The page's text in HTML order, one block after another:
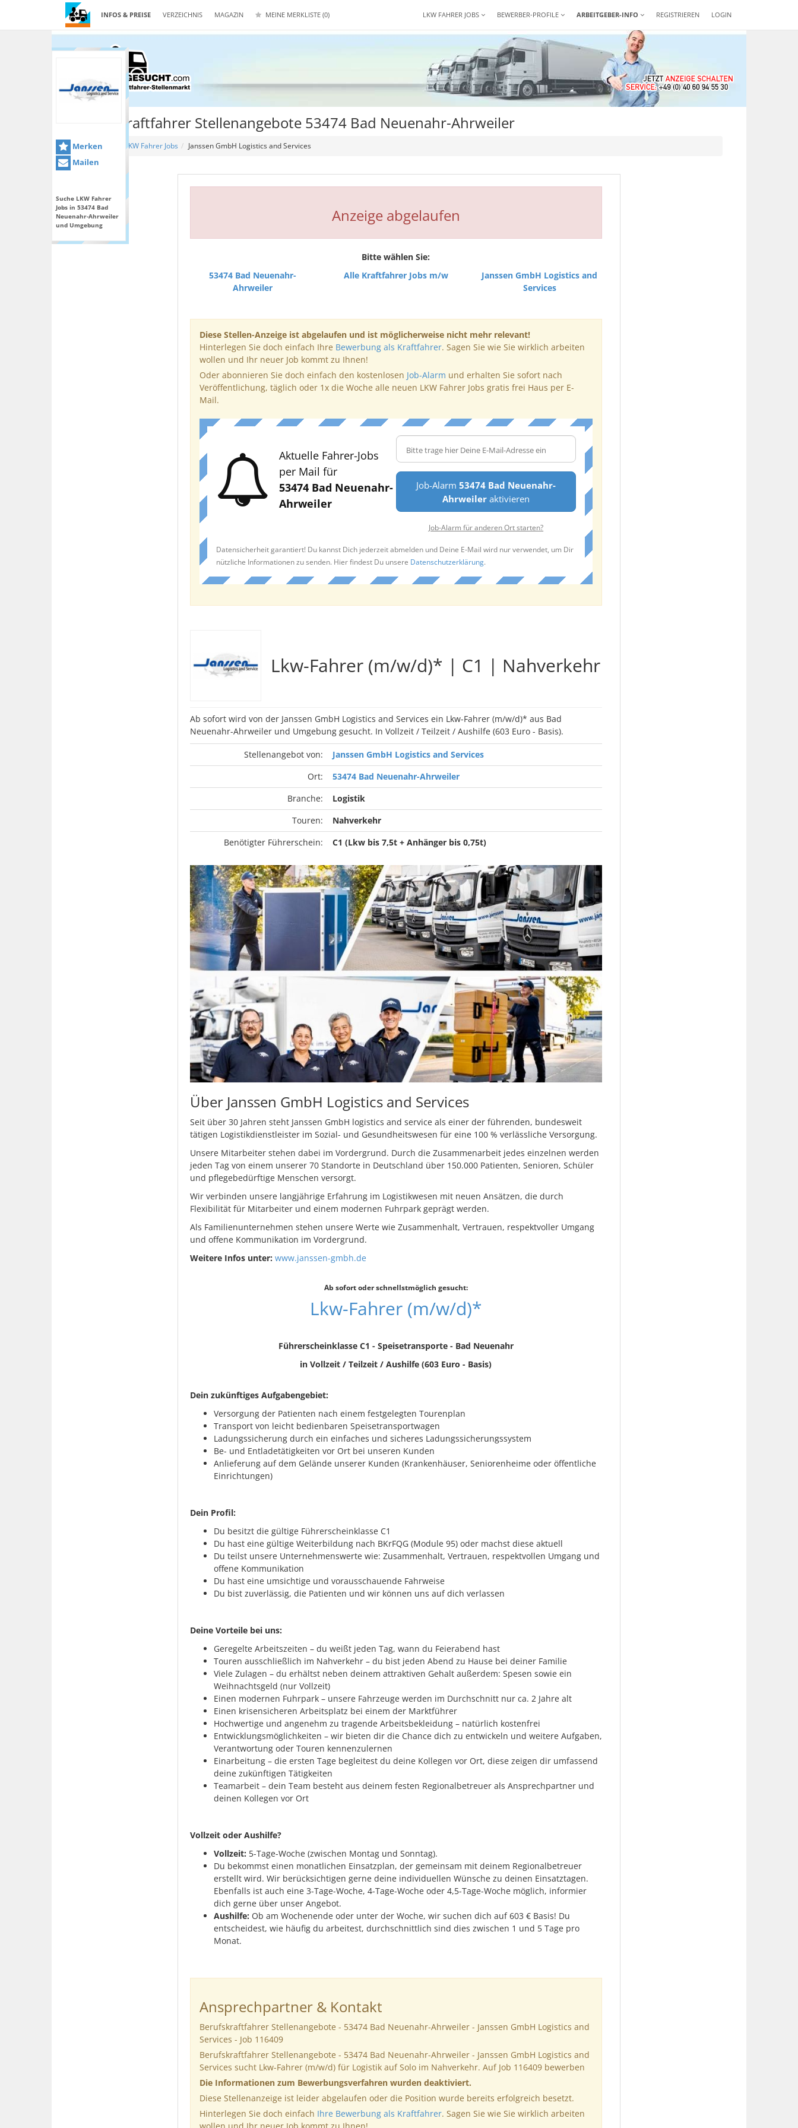
INFOS & PREISE VERZEICHNIS MAGAZIN MEINE MERKLISTE (0) REGISTRIEREN LOGIN
LKW FAHRER JOBS BEWERBER-PROFILE ARBEITGEBER-INFO
Berufskraftfahrer Stellenangebote 53474 Bad Neuenahr-Ahrweiler
Home LKW Fahrer Jobs Janssen GmbH Logistics and Services
Merken
Mailen
Suche LKW Fahrer
Jobs in 53474 Bad
Neuenahr-Ahrweiler
und Umgebung
Anzeige abgelaufen
Bitte wählen Sie:
53474 Bad Neuenahr-
Ahrweiler
Alle Kraftfahrer Jobs m/w
Janssen GmbH Logistics and
Services
Diese Stellen-Anzeige ist abgelaufen und ist möglicherweise nicht mehr relevant!
Hinterlegen Sie doch einfach Ihre Bewerbung als Kraftfahrer. Sagen Sie wie Sie wirklich arbeiten
wollen und Ihr neuer Job kommt zu Ihnen!
Oder abonnieren Sie doch einfach den kostenlosen Job-Alarm und erhalten Sie sofort nach
Veröffentlichung, täglich oder 1x die Woche alle neuen LKW Fahrer Jobs gratis frei Haus per E-
Mail.
Aktuelle Fahrer-Jobs
per Mail für
53474 Bad Neuenahr-
Ahrweiler
Job-Alarm53474 Bad Neuenahr-
Ahrweiler aktivieren
Job-Alarm für anderen Ort starten?
Datensicherheit garantiert! Du kannst Dich jederzeit abmelden und Deine E-Mail wird nur verwendet, um Dir
nützliche Informationen zu senden. Hier findest Du unsere Datenschutzerklärung.
Lkw-Fahrer (m/w/d)* | C1 | Nahverkehr
Ab sofort wird von der Janssen GmbH Logistics and Services ein Lkw-Fahrer (m/w/d)* aus Bad
Neuenahr-Ahrweiler und Umgebung gesucht. In Vollzeit / Teilzeit / Aushilfe (603 Euro - Basis).
Stellenangebot von:
Janssen GmbH Logistics and Services
Ort:
53474 Bad Neuenahr-Ahrweiler
Branche:
Logistik
Touren:
Nahverkehr
Benötigter Führerschein:
C1 (Lkw bis 7,5t + Anhänger bis 0,75t)
Über Janssen GmbH Logistics and Services
Seit über 30 Jahren steht Janssen GmbH logistics and service als einer der führenden, bundesweit
tätigen Logistikdienstleister im Sozial- und Gesundheitswesen für eine 100 % verlässliche Versorgung.
Unsere Mitarbeiter stehen dabei im Vordergrund. Durch die Zusammenarbeit jedes einzelnen werden
jeden Tag von einem unserer 70 Standorte in Deutschland über 150.000 Patienten, Senioren, Schüler
und pflegebedürftige Menschen versorgt.
Wir verbinden unsere langjährige Erfahrung im Logistikwesen mit neuen Ansätzen, die durch
Flexibilität für Mitarbeiter und einem modernen Fuhrpark geprägt werden.
Als Familienunternehmen stehen unsere Werte wie Zusammenhalt, Vertrauen, respektvoller Umgang
und offene Kommunikation im Vordergrund.
Weitere Infos unter: www.janssen-gmbh.de
Ab sofort oder schnellstmöglich gesucht:
Lkw-Fahrer (m/w/d)*
Führerscheinklasse C1 - Speisetransporte - Bad Neuenahr
in Vollzeit / Teilzeit / Aushilfe (603 Euro - Basis)
Dein zukünftiges Aufgabengebiet:
Versorgung der Patienten nach einem festgelegten Tourenplan
Transport von leicht bedienbaren Speisetransportwagen
Ladungssicherung durch ein einfaches und sicheres Ladungssicherungssystem
Be- und Entladetätigkeiten vor Ort bei unseren Kunden
Anlieferung auf dem Gelände unserer Kunden (Krankenhäuser, Seniorenheime oder öffentliche
Einrichtungen)
Dein Profil:
Du besitzt die gültige Führerscheinklasse C1
Du hast eine gültige Weiterbildung nach BKrFQG (Module 95) oder machst diese aktuell
Du teilst unsere Unternehmenswerte wie: Zusammenhalt, Vertrauen, respektvollen Umgang und
offene Kommunikation
Du hast eine umsichtige und vorausschauende Fahrweise
Du bist zuverlässig, die Patienten und wir können uns auf dich verlassen
Deine Vorteile bei uns:
Geregelte Arbeitszeiten – du weißt jeden Tag, wann du Feierabend hast
Touren ausschließlich im Nahverkehr – du bist jeden Abend zu Hause bei deiner Familie
Viele Zulagen – du erhältst neben deinem attraktiven Gehalt außerdem: Spesen sowie ein
Weihnachtsgeld (nur Vollzeit)
Einen modernen Fuhrpark – unsere Fahrzeuge werden im Durchschnitt nur ca. 2 Jahre alt
Einen krisensicheren Arbeitsplatz bei einem der Marktführer
Hochwertige und angenehm zu tragende Arbeitsbekleidung – natürlich kostenfrei
Entwicklungsmöglichkeiten – wir bieten dir die Chance dich zu entwickeln und weitere Aufgaben,
Verantwortung oder Touren kennenzulernen
Einarbeitung – die ersten Tage begleitest du deine Kollegen vor Ort, diese zeigen dir umfassend
deine zukünftigen Tätigkeiten
Teamarbeit – dein Team besteht aus deinem festen Regionalbetreuer als Ansprechpartner und
deinen Kollegen vor Ort
Vollzeit oder Aushilfe?
Vollzeit: 5-Tage-Woche (zwischen Montag und Sonntag).
Du bekommst einen monatlichen Einsatzplan, der gemeinsam mit deinem Regionalbetreuer
erstellt wird. Wir berücksichtigen gerne deine individuellen Wünsche zu deinen Einsatztagen.
Ebenfalls ist auch eine 3-Tage-Woche, 4-Tage-Woche oder 4,5-Tage-Woche möglich, informier
dich gerne über unser Angebot.
Aushilfe: Ob am Wochenende oder unter der Woche, wir suchen dich auf 603 € Basis! Du
entscheidest, wie häufig du arbeitest, durchschnittlich sind dies zwischen 1 und 5 Tage pro
Monat.
Ansprechpartner & Kontakt
Berufskraftfahrer Stellenangebote - 53474 Bad Neuenahr-Ahrweiler - Janssen GmbH Logistics and
Services - Job 116409
Berufskraftfahrer Stellenangebote - 53474 Bad Neuenahr-Ahrweiler - Janssen GmbH Logistics and
Services sucht Lkw-Fahrer (m/w/d) für Logistik auf Solo im Nahverkehr. Auf Job 116409 bewerben
Die Informationen zum Bewerbungsverfahren wurden deaktiviert.
Diese Stellenanzeige ist leider abgelaufen oder die Position wurde bereits erfolgreich besetzt.
Hinterlegen Sie doch einfach Ihre Bewerbung als Kraftfahrer. Sagen Sie wie Sie wirklich arbeiten
wollen und Ihr neuer Job kommt zu Ihnen!